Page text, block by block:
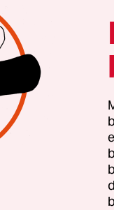
Exportstopp
(Grüne)
kommenden
auch keine
bereits seit
„In dieser Zeit
und